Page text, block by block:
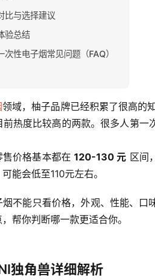
比与选择建议
验总结
次性电子烟常见问题（FAQ）
领域，柚子品牌已经积累了很高的
前热度比较高的两款。很多人第
售价格基本都在 120-130 元 区间
能会低至110元左右。
烟不能只看价格，外观、性能、
帮你判断哪一款更适合你。
独角兽详细解析